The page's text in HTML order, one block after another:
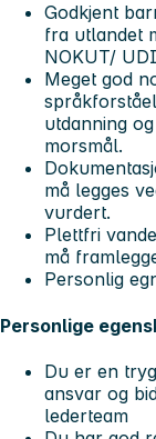
Godkjent
fra utlandet
NOKUT/
Meget god
utdanning
morsmål.
må legges
vurdert.
Plettfri
må
Personlig
Personlige
Du er en
ansvar og
lederteam